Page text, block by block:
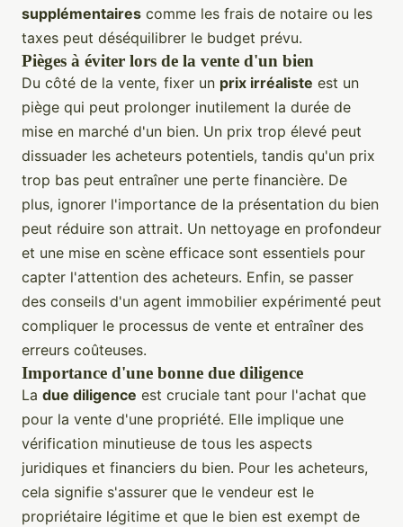
supplémentaires comme les frais de notaire ou les
taxes peut déséquilibrer le budget prévu.
Pièges à éviter lors de la vente d'un bien
Du côté de la vente, fixer un prix irréaliste est un
piège qui peut prolonger inutilement la durée de
mise en marché d'un bien. Un prix trop élevé peut
dissuader les acheteurs potentiels, tandis qu'un prix
trop bas peut entraîner une perte financière. De
plus, ignorer l'importance de la présentation du bien
peut réduire son attrait. Un nettoyage en profondeur
et une mise en scène efficace sont essentiels pour
capter l'attention des acheteurs. Enfin, se passer
des conseils d'un agent immobilier expérimenté peut
compliquer le processus de vente et entraîner des
erreurs coûteuses.
Importance d'une bonne due diligence
La due diligence est cruciale tant pour l'achat que
pour la vente d'une propriété. Elle implique une
vérification minutieuse de tous les aspects
juridiques et financiers du bien. Pour les acheteurs,
cela signifie s'assurer que le vendeur est le
propriétaire légitime et que le bien est exempt de